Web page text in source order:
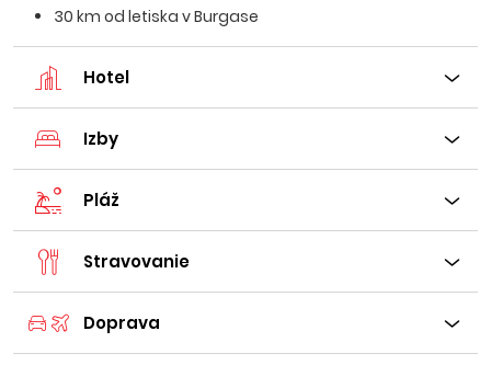
30 km od letiska v Burgase
Hotel
Izby
Pláž
Stravovanie
Doprava